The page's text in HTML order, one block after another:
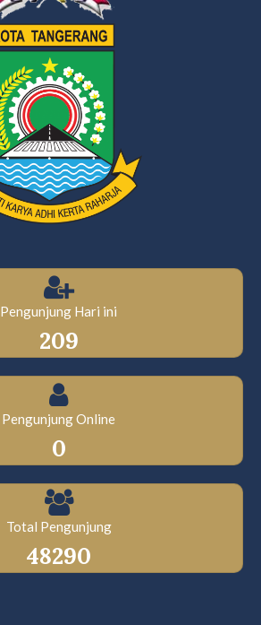
Pengunjung Hari ini
209
Pengunjung Online
0
Total Pengunjung
48290